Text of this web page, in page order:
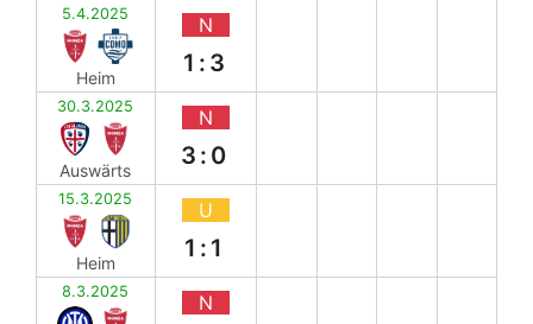
5.4.2025
Heim
N
1:3
30.3.2025
Auswärts
N
3:0
15.3.2025
Heim
U
1:1
8.3.2025 N